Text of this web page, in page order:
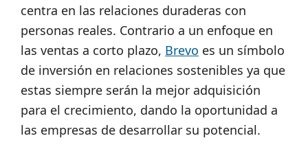
centra en las relaciones duraderas con
personas reales. Contrario a un enfoque en
las ventas a corto plazo, Brevo es un símbolo
de inversión en relaciones sostenibles ya que
estas siempre serán la mejor adquisición
para el crecimiento, dando la oportunidad a
las empresas de desarrollar su potencial.